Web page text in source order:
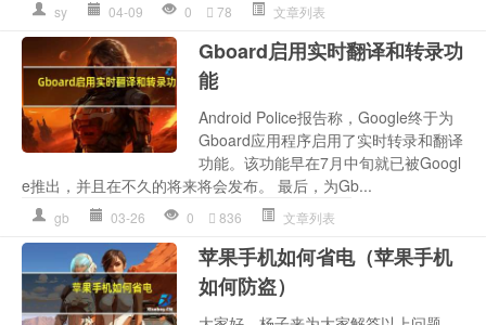
sy 04-09 0 78 文章列表
Gboard启用实时翻译和转录功
能
Android Police报告称，Google终于为
Gboard应用程序启用了实时转录和翻译
功能。该功能早在7月中旬就已被Googl
e推出，并且在不久的将来将会发布。 最后，为Gb...
gb 03-26 0 836 文章列表
苹果手机如何省电（苹果手机
如何防盗）